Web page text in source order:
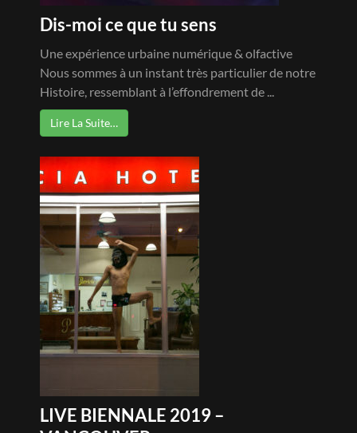
Dis-moi ce que tu sens
Une expérience urbaine numérique & olfactive
Nous sommes à un instant très particulier de notre
Histoire, ressemblant à l’effondrement de ...
Lire La Suite…
LIVE BIENNALE 2019 –